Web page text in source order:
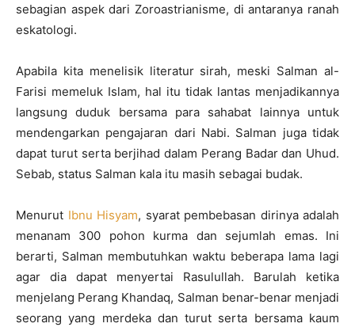
sebagian aspek dari Zoroastrianisme, di antaranya ranah
eskatologi.
Apabila kita menelisik literatur sirah, meski Salman al-
Farisi memeluk Islam, hal itu tidak lantas menjadikannya
langsung duduk bersama para sahabat lainnya untuk
mendengarkan pengajaran dari Nabi. Salman juga tidak
dapat turut serta berjihad dalam Perang Badar dan Uhud.
Sebab, status Salman kala itu masih sebagai budak.
Menurut Ibnu Hisyam, syarat pembebasan dirinya adalah
menanam 300 pohon kurma dan sejumlah emas. Ini
berarti, Salman membutuhkan waktu beberapa lama lagi
agar dia dapat menyertai Rasulullah. Barulah ketika
menjelang Perang Khandaq, Salman benar-benar menjadi
seorang yang merdeka dan turut serta bersama kaum